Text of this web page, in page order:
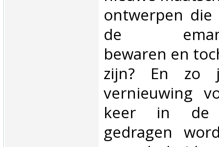
ontwerpen
de
bewaren en
zijn? En zo
vernieuwing
keer in de
gedragen